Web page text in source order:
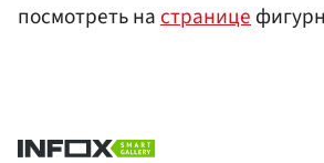
посмотреть настранице